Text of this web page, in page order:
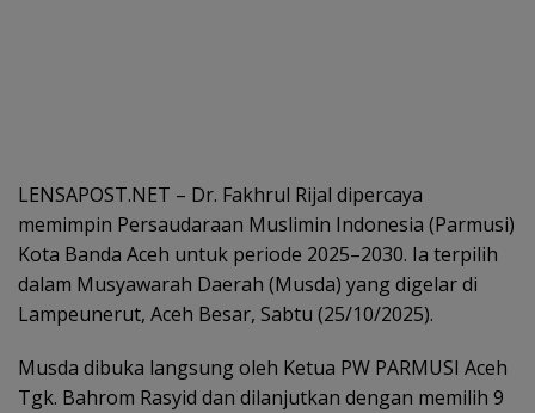
LENSAPOST.NET – Dr. Fakhrul Rijal dipercaya
memimpin Persaudaraan Muslimin Indonesia (Parmusi)
Kota Banda Aceh untuk periode 2025–2030. Ia terpilih
dalam Musyawarah Daerah (Musda) yang digelar di
Lampeunerut, Aceh Besar, Sabtu (25/10/2025).
Musda dibuka langsung oleh Ketua PW PARMUSI Aceh
Tgk. Bahrom Rasyid dan dilanjutkan dengan memilih 9